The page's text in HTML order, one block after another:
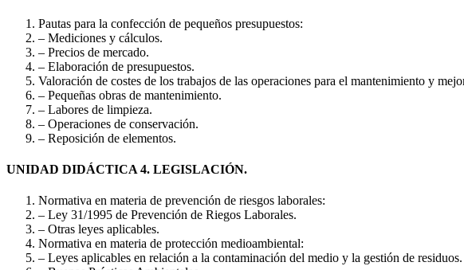
Pautas para la confección de pequeños presupuestos:
– Mediciones y cálculos.
– Precios de mercado.
– Elaboración de presupuestos.
Valoración de costes de los trabajos de las operaciones para el mantenimiento y
– Pequeñas obras de mantenimiento.
– Labores de limpieza.
– Operaciones de conservación.
– Reposición de elementos.
UNIDAD DIDÁCTICA 4. LEGISLACIÓN.
Normativa en materia de prevención de riesgos laborales:
– Ley 31/1995 de Prevención de Riegos Laborales.
– Otras leyes aplicables.
Normativa en materia de protección medioambiental:
– Leyes aplicables en relación a la contaminación del medio y la gestión de residuos.